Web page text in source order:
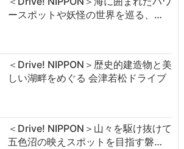
ースポットや妖怪の世界を巡る、…
＜Drive! NIPPON＞歴史的建造物と美
しい湖畔をめぐる 会津若松ドライブ
＜Drive! NIPPON＞山々を駆け抜けて
五色沼の映えスポットを目指す磐…